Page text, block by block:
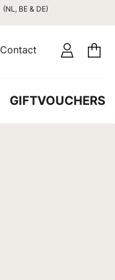
(NL, BE & DE)
Contact
GIFTVOUCHERS